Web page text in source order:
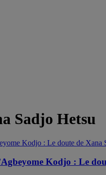
Sadjo Hetsu
Kodjo : Le